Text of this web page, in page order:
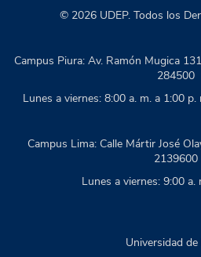
© 2026 UDEP. Todos los
Campus Piura: Av. Ramón Mugica
284500
Lunes a viernes: 8:00 a. m. a 1:00
Campus Lima: Calle Mártir José
2139600
Lunes a viernes: 9:00 a.
Universidad de